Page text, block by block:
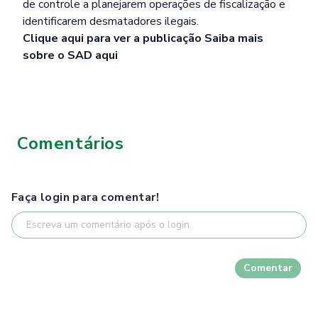
de controle a planejarem operações de fiscalização e
identificarem desmatadores ilegais.
Clique aqui para ver a publicação Saiba mais
sobre o SAD aqui
Comentários
Faça login para comentar!
Comentar